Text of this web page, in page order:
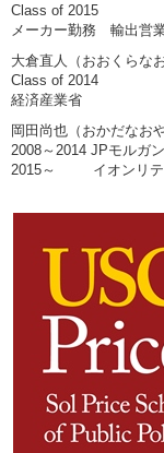
Class of 2015
メーカー勤務 輸出営
大倉直人（おおくらなお
Class of 2014
経済産業省
岡田尚也（おかだなおや
2008～2014 JPモルガ
2015～ イオンリテ